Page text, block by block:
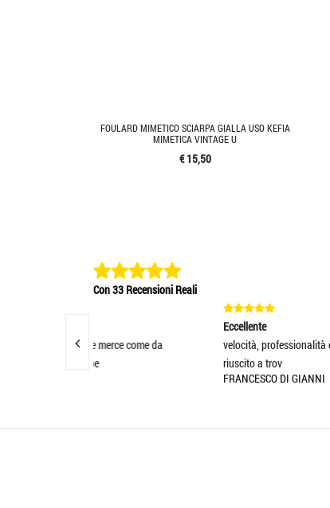
FOULARD MIMETICO SCIARPA GIALLA USO KEFIA
MIMETICA VINTAGE U
€ 15,50
Con 33 Recensioni Reali
velocità, professionalità e qualità sono